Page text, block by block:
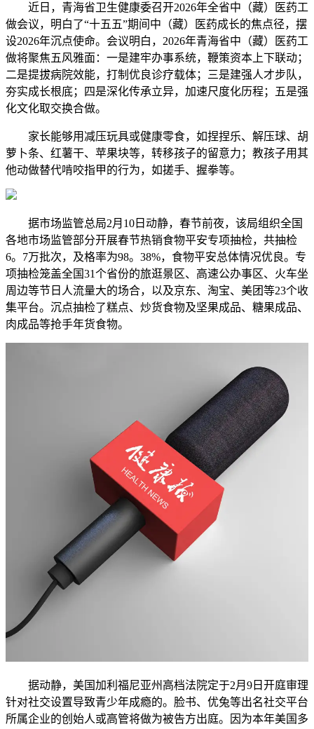
近日，青海省卫生健康委召开2026年全省中（藏）医药工
做会议，明白了“十五五”期间中（藏）医药成长的焦点径，摆
设2026年沉点使命。会议明白，2026年青海省中（藏）医药工
做将聚焦五风雅面：一是建牢办事系统，鞭策资本上下联动；
二是提拔病院效能，打制优良诊疗载体；三是建强人才步队，
夯实成长根底；四是深化传承立异，加速尺度化历程；五是强
化文化取交换合做。
家长能够用减压玩具或健康零食，如捏捏乐、解压球、胡
萝卜条、红薯干、苹果块等，转移孩子的留意力；教孩子用其
他动做替代啃咬指甲的行为，如搓手、握拳等。
据市场监管总局2月10日动静，春节前夜，该局组织全国
各地市场监管部分开展春节热销食物平安专项抽检，共抽检
6。7万批次，及格率为98。38%，食物平安总体情况优良。专
项抽检笼盖全国31个省份的旅逛景区、高速公办事区、火车坐
周边等节日人流量大的场合，以及京东、淘宝、美团等23个收
集平台。沉点抽检了糕点、炒货食物及坚果成品、糖果成品、
肉成品等抢手年货食物。
据动静，美国加利福尼亚州高档法院定于2月9日开庭审理
针对社交设置导致青少年成瘾的。脸书、优兔等出名社交平台
所属企业的创始人或高管将做为被告方出庭。因为本年美国多